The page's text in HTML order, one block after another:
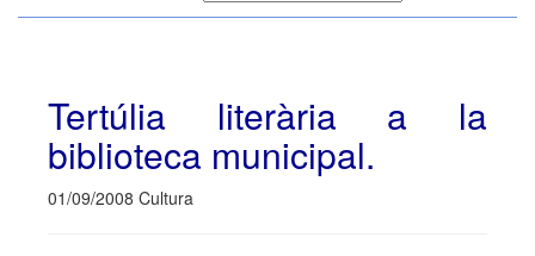
Tertúlia literària a la
biblioteca municipal.
01/09/2008 Cultura